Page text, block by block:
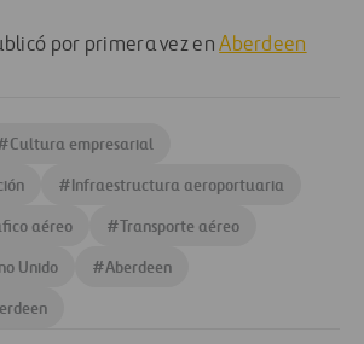
por primera vez enAberdeen
Cultura empresarial
#Infraestructura aeroportuaria
aéreo #Transporte aéreo
Unido #Aberdeen